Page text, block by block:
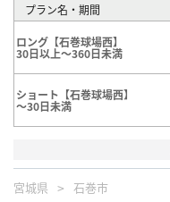
プラン名・期間
ロング【石巻球場西】
30日以上～360日未満
ショート【石巻球場西】
～30日未満
宮城県 石巻市